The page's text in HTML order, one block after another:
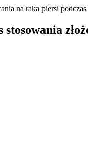
na raka piersi